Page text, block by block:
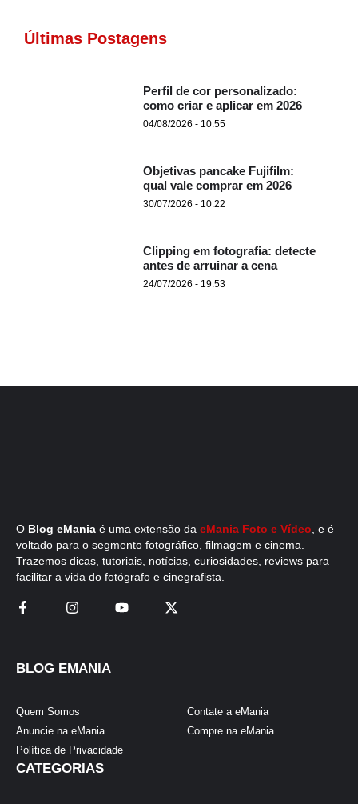
Últimas Postagens
Perfil de cor personalizado:
como criar e aplicar em 2026
04/08/2026 - 10:55
Objetivas pancake Fujifilm:
qual vale comprar em 2026
30/07/2026 - 10:22
Clipping em fotografia: detecte
antes de arruinar a cena
24/07/2026 - 19:53
O Blog eMania é uma extensão da eMania Foto e Vídeo , e é
voltado para o segmento fotográfico, filmagem e cinema.
Trazemos dicas, tutoriais, notícias, curiosidades, reviews para
facilitar a vida do fotógrafo e cinegrafista.
BLOG EMANIA
Quem Somos
Anuncie na eMania
Política de Privacidade
Contate a eMania
Compre na eMania
CATEGORIAS